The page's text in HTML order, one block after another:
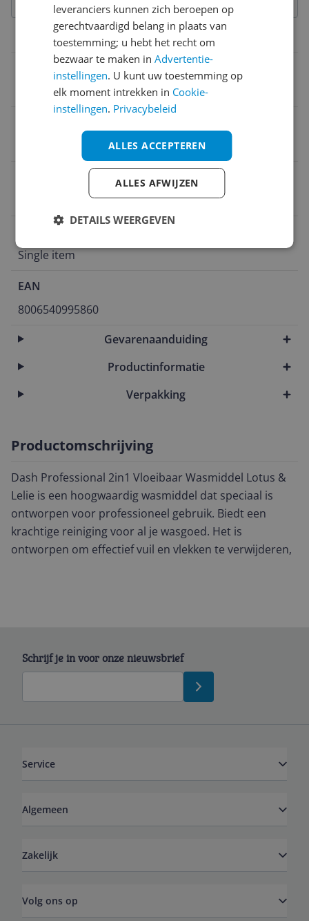
Overige kenmerken
Verpakking hoogte
Verpakking breedte
Single item
EAN
8006540995860
Gevarenaanduiding
Productinformatie
Verpakking
Productomschrijving
Dash Professional 2in1 Vloeibaar Wasmiddel Lotus &
Lelie is een hoogwaardig wasmiddel dat speciaal is
ontworpen voor professioneel gebruik. Biedt een
krachtige reiniging voor al je wasgoed. Het is
ontworpen om effectief vuil en vlekken te verwijderen,
Schrijf je in voor onze nieuwsbrief
Service
Algemeen
Zakelijk
Volg ons op
leveranciers kunnen zich beroepen op
gerechtvaardigd belang in plaats van
toestemming; u hebt het recht om
bezwaar te maken inAdvertentie-
instellingen. U kunt uw toestemming op
elk moment intrekken in Cookie-
instellingen. Privacybeleid
ALLES ACCEPTEREN
ALLES AFWIJZEN
DETAILS WEERGEVEN